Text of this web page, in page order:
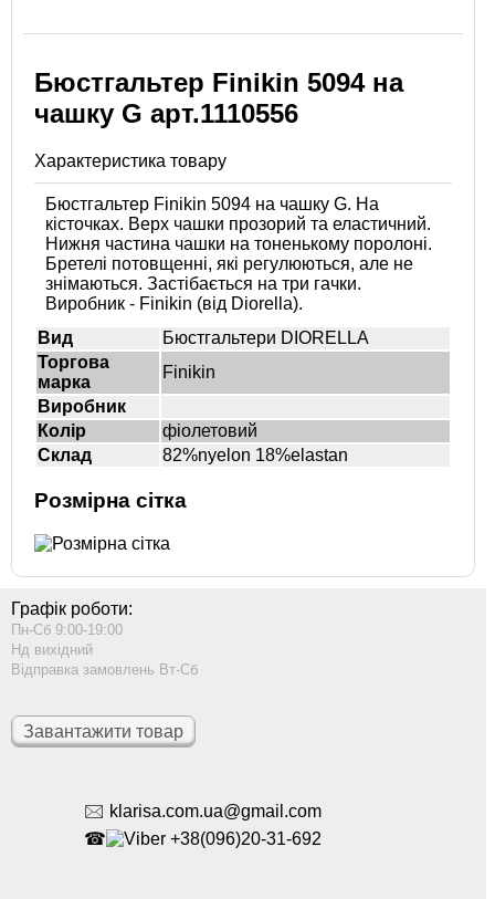
Бюстгальтер Finikin 5094 на
чашку G арт.1110556
Характеристика товару
Бюстгальтер Finikin 5094 на чашку G. На
кісточках. Верх чашки прозорий та еластичний.
Нижня частина чашки на тоненькому поролоні.
Бретелі потовщенні, які регулюються, але не
знімаються. Застібається на три гачки.
Виробник - Finikin (від Diorella).
Вид
Бюстгальтери DIORELLA
Торгова
марка
Finikin
Виробник
Колір
фіолетовий
Склад
82%nyelon 18%elastan
Розмірна сітка
Графік роботи:
Пн-Сб 9:00-19:00
Нд вихідний
Відправка замовлень Вт-Сб
Завантажити товар
🖂 klarisa.com.ua@gmail.com
☎
+38(096)20-31-692